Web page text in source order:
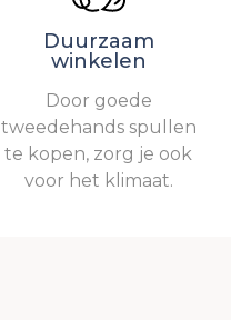
Duurzaam
winkelen
Door goede
tweedehands spullen
te kopen, zorg je ook
voor het klimaat.